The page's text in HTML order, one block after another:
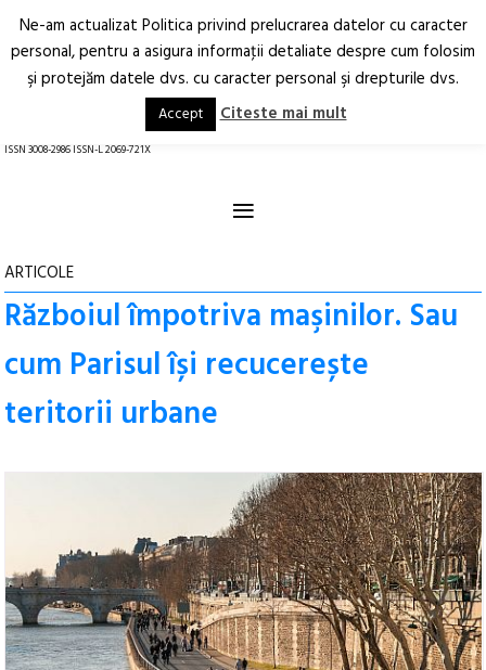
Arhitectură.
Oraș.
RO EN
ISSN 3008-2986 ISSN-L 2069-721X
≡
ARTICOLE
Războiul împotriva maşinilor. Sau
cum Parisul își recucerește
teritorii urbane
Ne-am actualizat Politica privind prelucrarea datelor cu caracter
personal, pentru a asigura informaţii detaliate despre cum folosim
şi protejăm datele dvs. cu caracter personal şi drepturile dvs.
Accept Citeste mai mult